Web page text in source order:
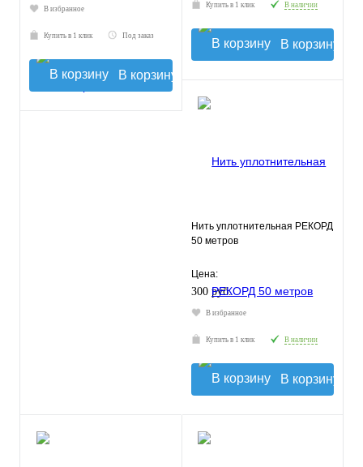
В избранное
Купить в 1 клик Под заказ
В корзину
Купить в 1 клик В наличии
В корзину
Нить уплотнительная РЕКОРД
50 метров
Цена:
300 руб.
В избранное
Купить в 1 клик В наличии
В корзину